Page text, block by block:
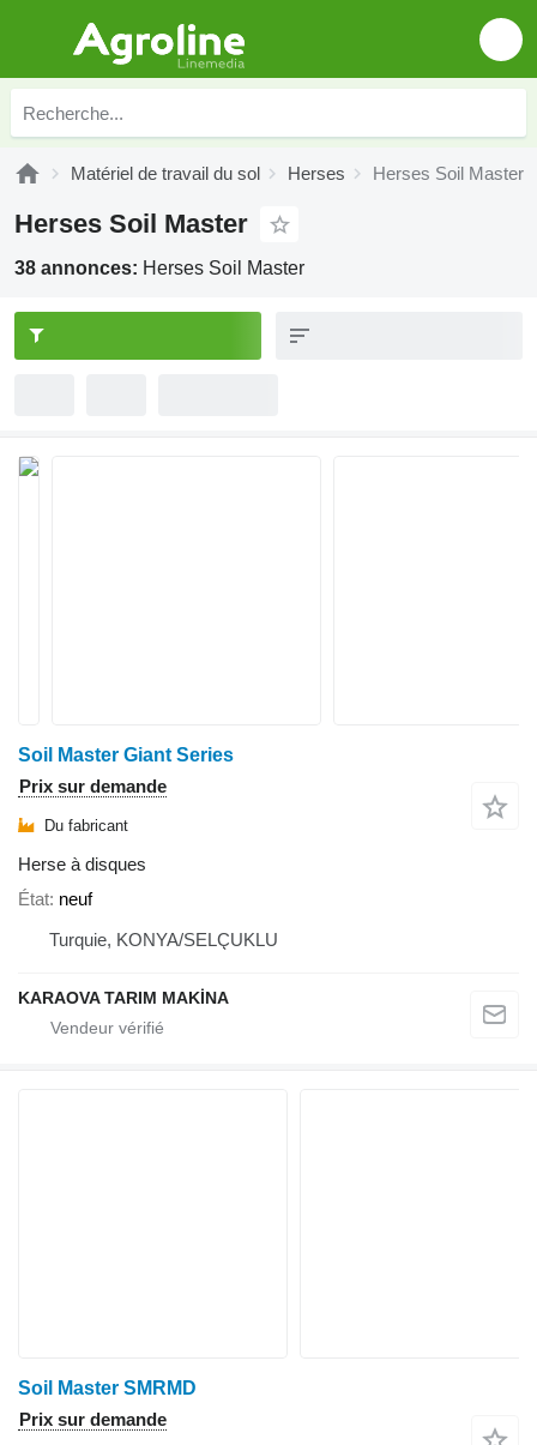
Matériel de travail du sol Herses Herses Soil Master
Herses Soil Master
38 annonces: Herses Soil Master
Soil Master Giant Series
Prix sur demande
Du fabricant
Herse à disques
État neuf
Turquie, KONYA/SELÇUKLU
KARAOVA TARIM MAKİNA
Soil Master SMRMD
Prix sur demande